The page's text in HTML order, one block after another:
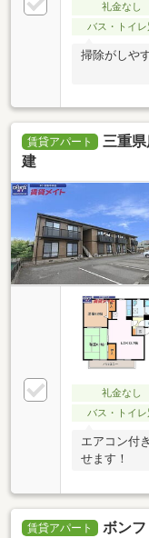
礼金なし
バス・トイレ
掃除がしや
賃貸アパート
三重
建
礼金なし
バス・トイレ
エアコン付
せます！
賃貸アパート ボン